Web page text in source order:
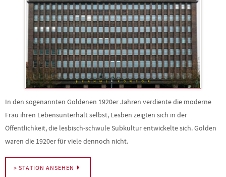
In den sogenannten Goldenen 1920er Jahren verdiente die moderne
Frau ihren Lebensunterhalt selbst, Lesben zeigten sich in der
Öffentlichkeit, die lesbisch-schwule Subkultur entwickelte sich. Golden
waren die 1920er für viele dennoch nicht.
> STATION ANSEHEN